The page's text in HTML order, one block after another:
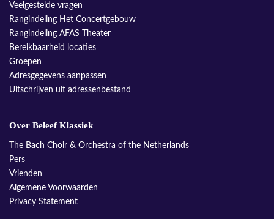
Veelgestelde vragen
Rangindeling Het Concertgebouw
Rangindeling AFAS Theater
Bereikbaarheid locaties
Groepen
Adresgegevens aanpassen
Uitschrijven uit adressenbestand
Over Beleef Klassiek
The Bach Choir & Orchestra of the Netherlands
Pers
Vrienden
Algemene Voorwaarden
Privacy Statement